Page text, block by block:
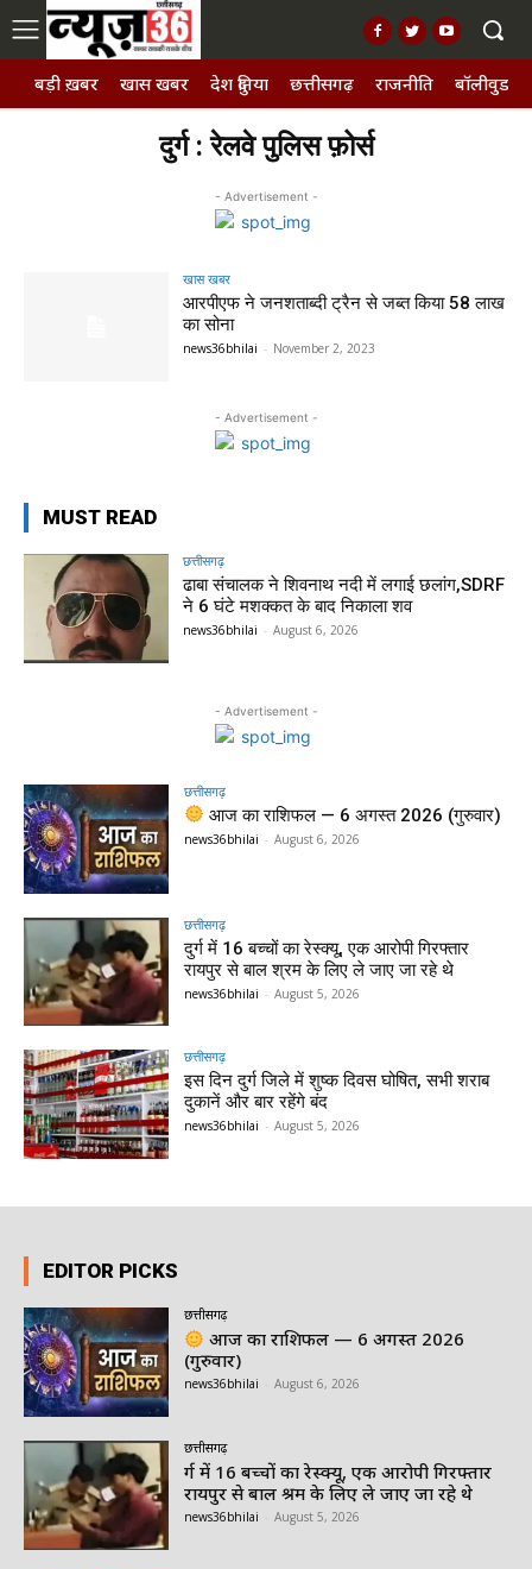
बड़ी ख़बर खास खबर देश दुनिया छत्तीसगढ़ राजनीति बॉलीवुड,
दुर्ग : रेलवे पुलिस फ़ोर्स
- Advertisement -
खास खबर
आरपीएफ ने जनशताब्दी ट्रैन से जब्त किया 58 लाख
का सोना
news36bhilai - November 2, 2023
- Advertisement -
MUST READ
छत्तीसगढ़
ढाबा संचालक ने शिवनाथ नदी में लगाई छलांग,SDRF
ने 6 घंटे मशक्कत के बाद निकाला शव
news36bhilai - August 6, 2026
- Advertisement -
छत्तीसगढ़
आज का राशिफल — 6 अगस्त 2026 (गुरुवार)
news36bhilai - August 6, 2026
छत्तीसगढ़
दुर्ग में 16 बच्चों का रेस्क्यू, एक आरोपी गिरफ्तार
रायपुर से बाल श्रम के लिए ले जाए जा रहे थे
news36bhilai - August 5, 2026
छत्तीसगढ़
इस दिन दुर्ग जिले में शुष्क दिवस घोषित, सभी शराब
दुकानें और बार रहेंगे बंद
news36bhilai - August 5, 2026
EDITOR PICKS
छत्तीसगढ़
आज का राशिफल — 6 अगस्त 2026
(गुरुवार)
news36bhilai August 6, 2026
छत्तीसगढ़
दुर्ग में 16 बच्चों का रेस्क्यू, एक आरोपी गिरफ्तार
रायपुर से बाल श्रम के लिए ले जाए जा रहे थे
news36bhilai August 5, 2026